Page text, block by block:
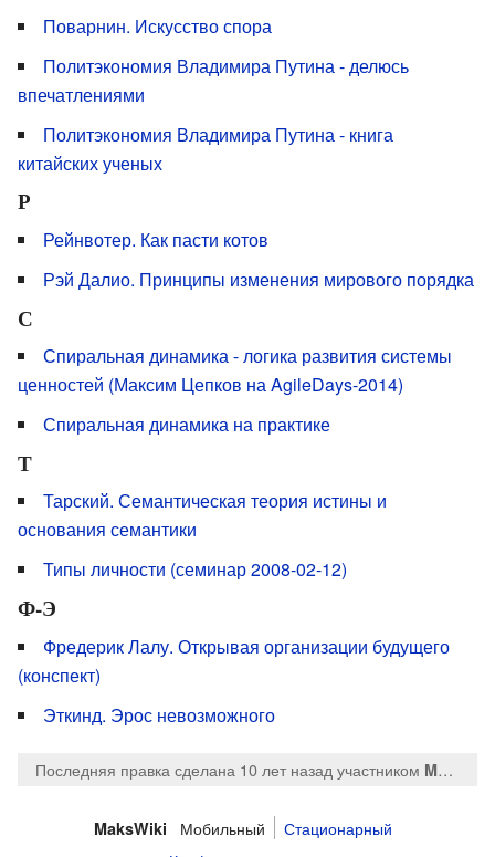
Поварнин. Искусство спора
Политэкономия Владимира Путина - делюсь
впечатлениями
Политэкономия Владимира Путина - книга
китайских ученых
Р
Рейнвотер. Как пасти котов
Рэй Далио. Принципы изменения мирового порядка
С
Спиральная динамика - логика развития системы
ценностей (Максим Цепков на AgileDays-2014)
Спиральная динамика на практике
Т
Тарский. Семантическая теория истины и
основания семантики
Типы личности (семинар 2008-02-12)
Ф-Э
Фредерик Лалу. Открывая организации будущего
(конспект)
Эткинд. Эрос невозможного
Последняя правка сделана 10 лет назадучастником MaksTsepkov
MaksWiki Мобильный
Стационарный